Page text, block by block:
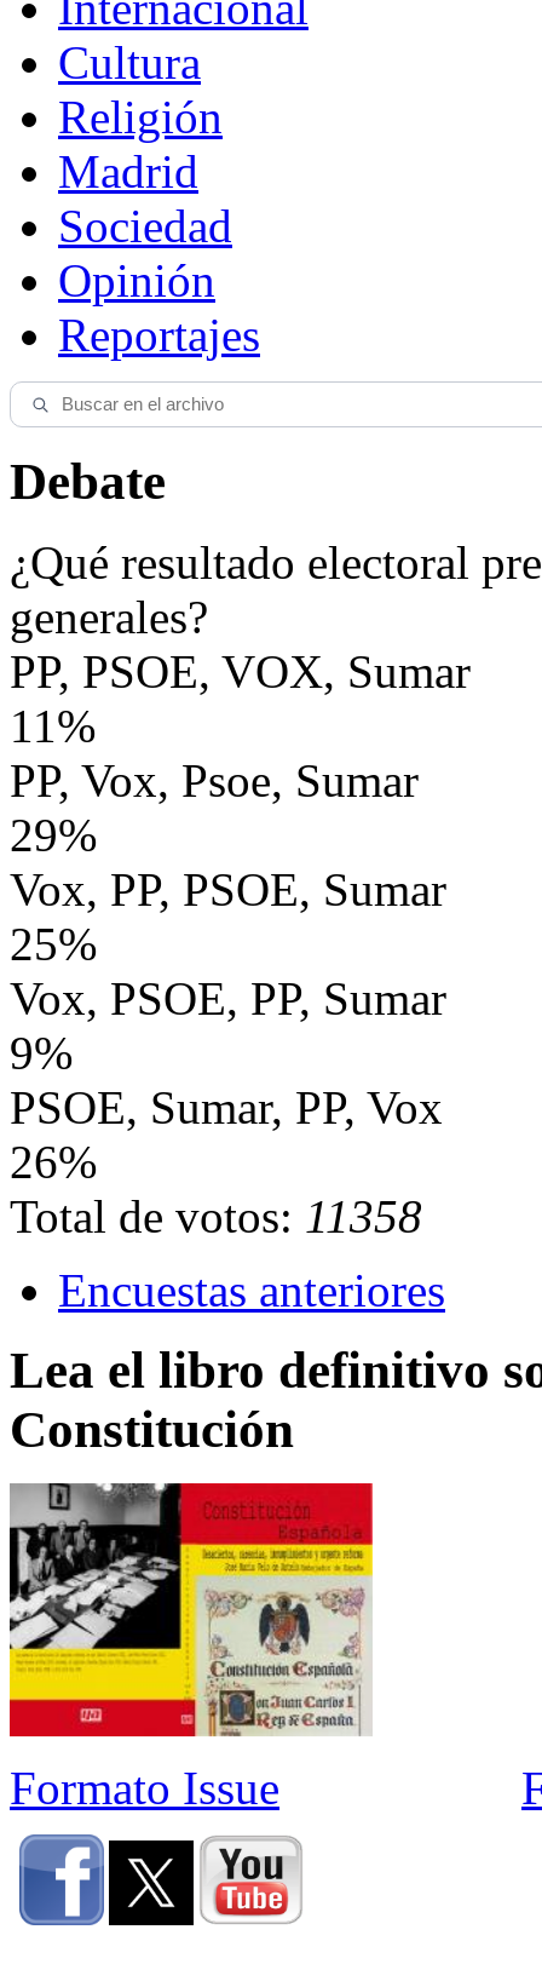
Cultura
Religión
Madrid
Sociedad
Opinión
Reportajes
Debate
¿Qué resultado electoral
generales?
PP, PSOE, VOX, Sumar
11%
PP, Vox, Psoe, Sumar
29%
Vox, PP, PSOE, Sumar
25%
Vox, PSOE, PP, Sumar
9%
PSOE, Sumar, PP, Vox
26%
Total de votos: 11358
Encuestas anteriores
Lea el libro definitivo
Constitución
Formato Issue